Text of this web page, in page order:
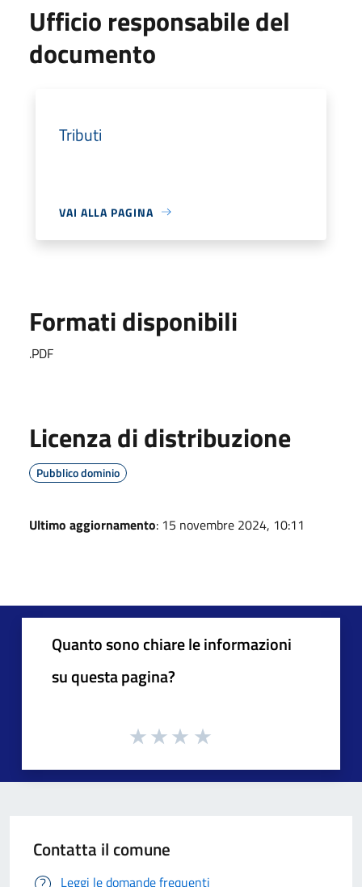
Ufficio responsabile del
documento
Tributi
VAI ALLA PAGINA
Formati disponibili
.PDF
Licenza di distribuzione
Pubblico dominio
Ultimo aggiornamento: 15 novembre 2024, 10:11
Quanto sono chiare le informazioni
su questa pagina?
Contatta il comune
Leggi le domande frequenti